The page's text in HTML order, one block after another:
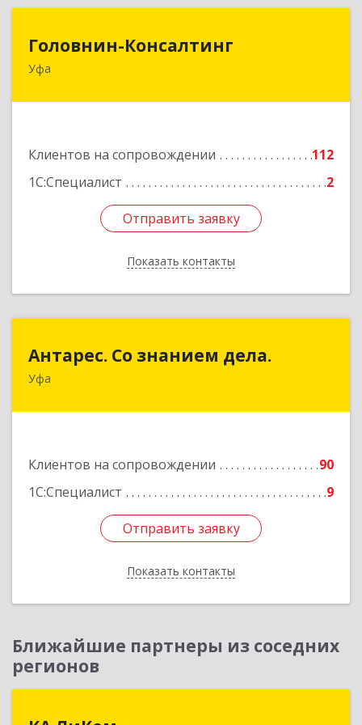
Головнин-Консалтинг
Уфа
Клиентов на сопровождении
112
1С:Специалист
2
Отправить заявку
Показать контакты
450006, Башкортостан Респ, Уфа г, Ленина ул,
Отправить заявку
Назад
Антарес. Со знанием дела.
Уфа
Клиентов на сопровождении
90
1С:Специалист
9
Отправить заявку
Показать контакты
Отправить заявку
Назад
Ближайшие партнеры из соседних
регионов